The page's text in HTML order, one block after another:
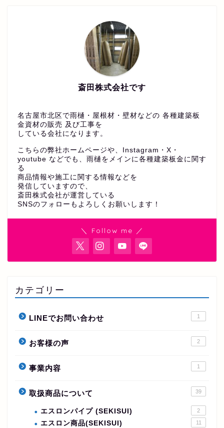
斎田株式会社です
名古屋市北区で雨樋・屋根材・壁材などの 各種建築板
金資材の販売 及び工事を
している会社になります。
こちらの弊社ホームページや、Instagram・X・
youtube などでも、雨樋をメインに各種建築板金に関す
る
商品情報や施工に関する情報などを
発信していますので、
斎田株式会社が運営している
SNSのフォローもよろしくお願いします！
＼ Follow me ／
カテゴリー
LINEでお問い合わせ 1
お客様の声 2
事業内容 1
取扱商品について 39
エスロンパイプ (SEKISUI) 2
エスロン商品(SEKISUI) 11